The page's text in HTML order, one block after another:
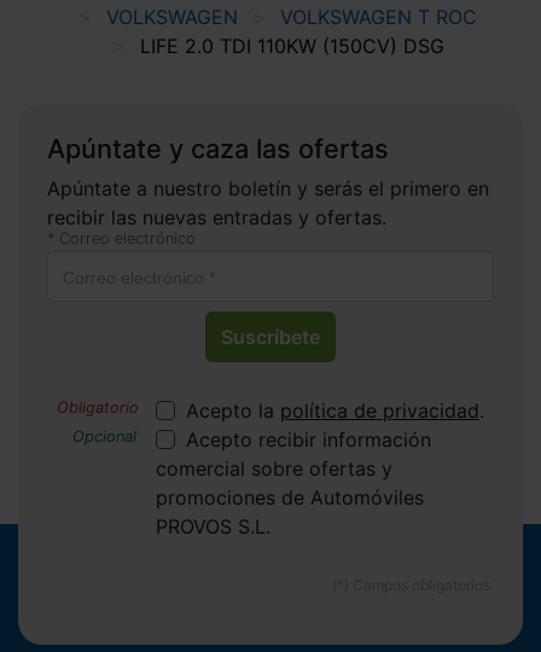
VOLKSWAGEN
VOLKSWAGEN T ROC
LIFE 2.0 TDI 110KW (150CV) DSG
Apúntate y caza las ofertas
Apúntate a nuestro boletín y serás el primero en
recibir las nuevas entradas y ofertas.
Correo electrónico
Suscríbete
Acepto la política de privacidad.
Acepto recibir información
comercial sobre ofertas y
promociones de Automóviles
PROVOS S.L.